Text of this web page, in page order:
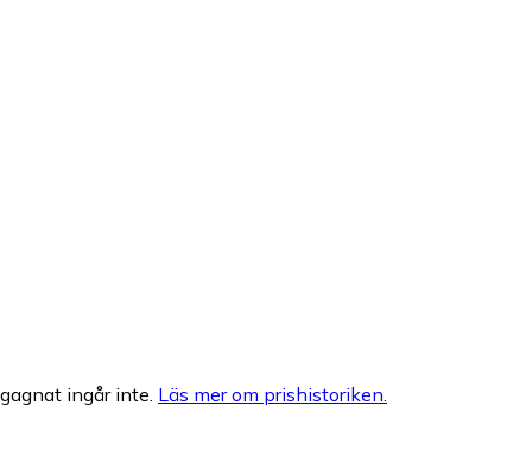
ingår inte. Läs mer om prishistoriken.